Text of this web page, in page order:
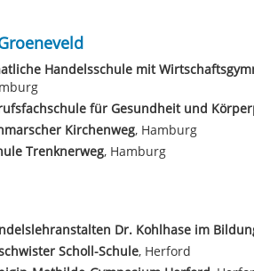
Handelsschule mit
für Gesundheit und
Kirchenweg, Hamburg
Trenknerweg, Hamburg
Dr. Kohlhase im
Scholl-Schule, Herford